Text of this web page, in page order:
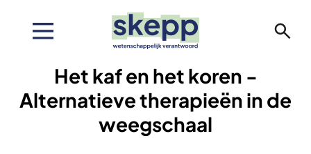
gaan
Het kaf en het koren -
Alternatieve therapieën in de
weegschaal